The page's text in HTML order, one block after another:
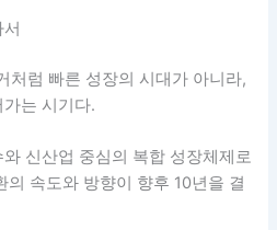
처럼 빠른 성장의 시대가 아니라,
는 시기다.
신산업 중심의 복합 성장체제로
의 속도와 방향이 향후 10년을 결